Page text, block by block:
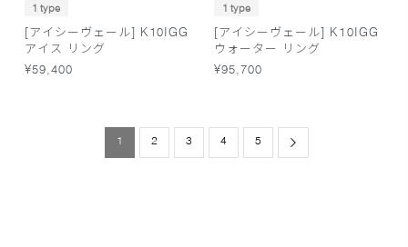
1 type
[アイシーヴェール] K10IGG
アイス リング
¥59,400
1 type
[アイシーヴェール] K10IGG
ウォーター リング
¥95,700
1 2 3 4 5